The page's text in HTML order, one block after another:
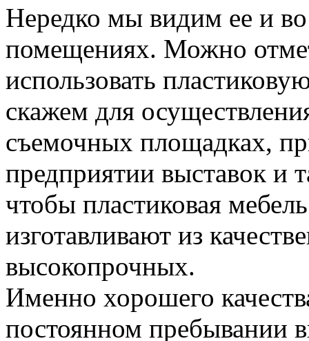
Нередко мы видим ее и
помещениях. Можно
использовать
скажем для
съемочных площадках,
предприятии выставок и
чтобы пластиковая
изготавливают из
высокопрочных.
Именно хорошего
постоянном пребывании